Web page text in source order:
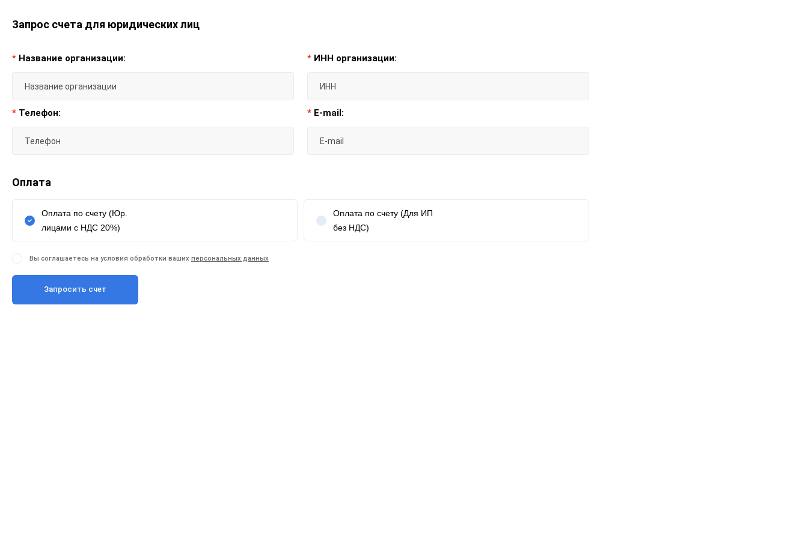
Запрос счета для юридических лиц
* Название организации: * ИНН организации:
* Телефон: * E-mail:
Оплата
Оплата по счету (Юр.
лицами с НДС 20%)
Оплата по счету (Для ИП
без НДС)
Вы соглашаетесь на условия обработки ваших персональных данных